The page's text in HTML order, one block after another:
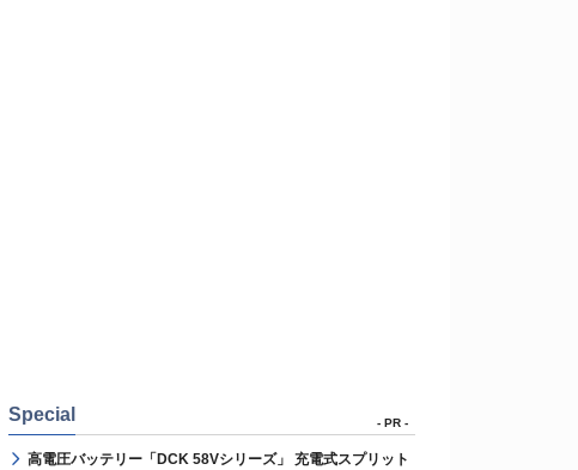
Special - PR -
高電圧バッテリー「DCK 58Vシリーズ」 充電式スプリット